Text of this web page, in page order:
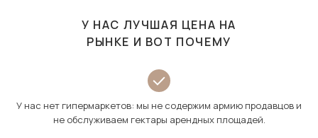
У НАС ЛУЧШАЯ ЦЕНА НА
РЫНКЕ И ВОТ ПОЧЕМУ
У нас нет гипермаркетов: мы не содержим армию продавцов и
не обслуживаем гектары арендных площадей.